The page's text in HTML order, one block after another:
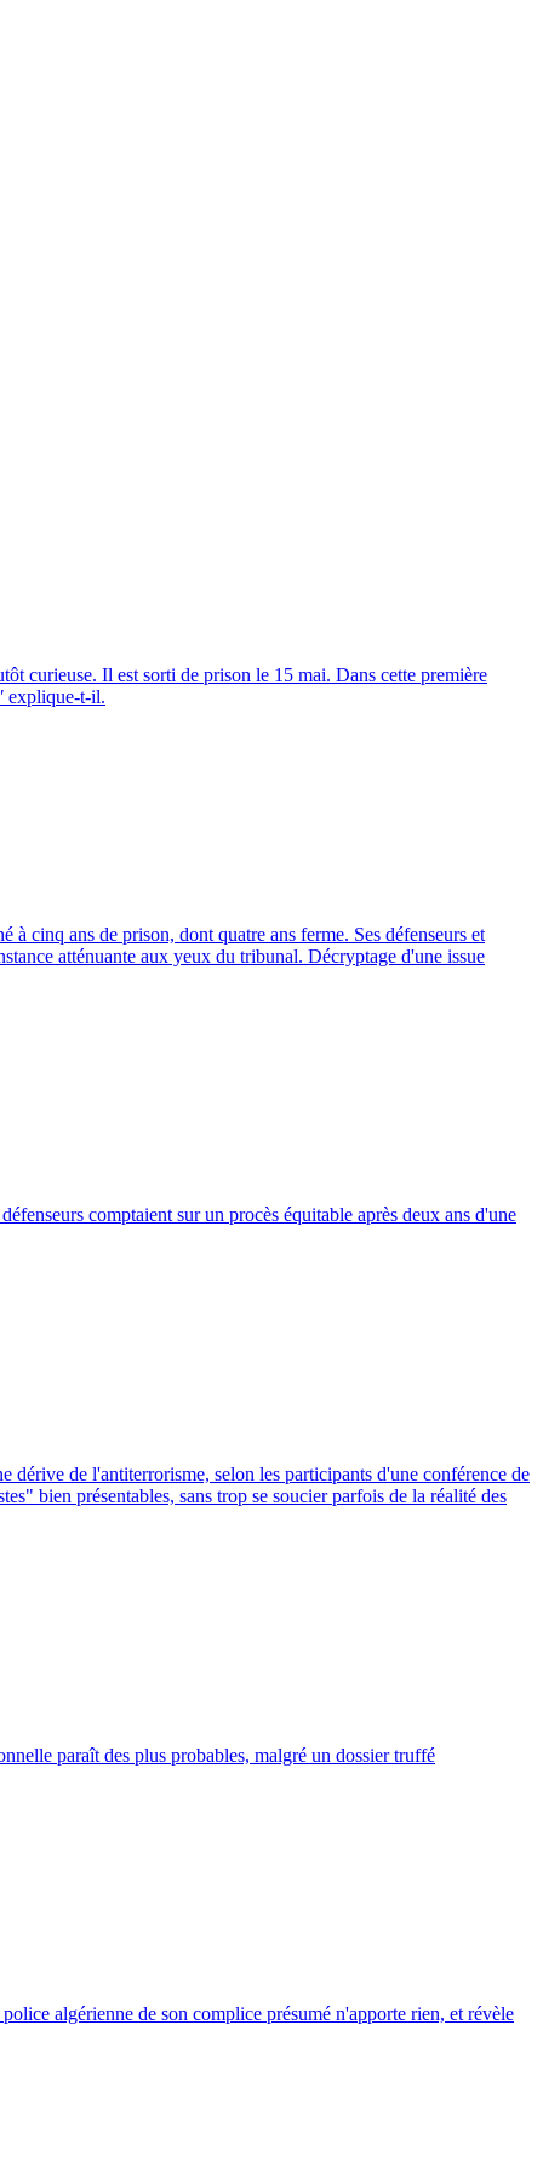
curieuse. Il est sorti de prison le 15 mai. Dans cette première
explique-t-il.
cinq ans de prison, dont quatre ans ferme. Ses défenseurs et
atténuante aux yeux du tribunal. Décryptage d'une issue
comptaient sur un procès équitable après deux ans d'une
de l'antiterrorisme, selon les participants d'une conférence de
bien présentables, sans trop se soucier parfois de la réalité des
paraît des plus probables, malgré un dossier truffé
algérienne de son complice présumé n'apporte rien, et révèle